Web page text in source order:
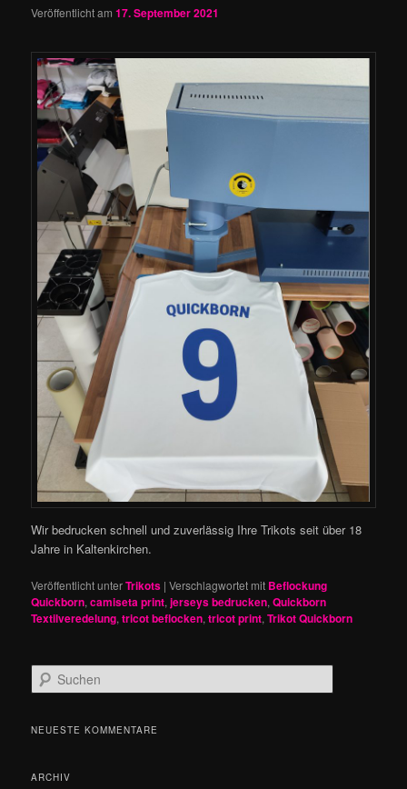
Veröffentlicht am17. September 2021
Wir bedrucken schnell und zuverlässig Ihre Trikots seit über 18
Jahre in Kaltenkirchen.
Veröffentlicht unterTrikots |Verschlagwortet mit Beflockung
Quickborn,camiseta print,jerseys bedrucken,Quickborn
Textilveredelung,tricot beflocken,tricot print,Trikot Quickborn
u
h
NEUESTE KOMMENTARE
ARCHIV